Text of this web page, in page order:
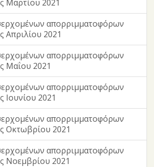
Μαρτίου 2021
απορριμματοφόρων
2021
απορριμματοφόρων
Μαΐου 2021
απορριμματοφόρων
2021
απορριμματοφόρων
Οκτωβρίου 2021
απορριμματοφόρων
Νοεμβρίου 2021